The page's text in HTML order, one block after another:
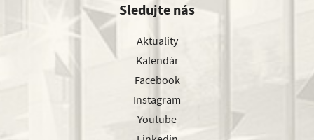
Sledujte nás
Aktuality
Kalendár
Facebook
Instagram
Youtube